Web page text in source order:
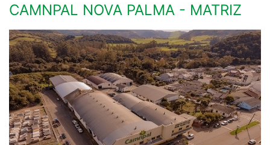
CAMNPAL NOVA PALMA - MATRIZ